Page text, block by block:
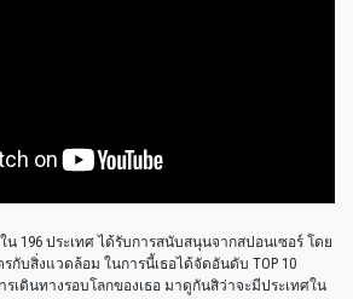
น 196 ประเทศ ได้รับการสนับสนุนจากสปอนเซอร์ โดย
กับสิ่งแวดล้อม ในการนี้เธอได้จัดอันดับ TOP 10
เดินทางรอบโลกของเธอ มาดูกันสิว่าจะมีประเทศใน